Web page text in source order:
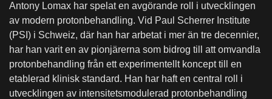
Antony Lomax har spelat en avgörande roll i utvecklingen
av modern protonbehandling. Vid Paul Scherrer Institute
(PSI) i Schweiz, där han har arbetat i mer än tre decennier,
har han varit en av pionjärerna som bidrog till att omvandla
protonbehandling från ett experimentellt koncept till en
etablerad klinisk standard. Han har haft en central roll i
utvecklingen av intensitetsmodulerad protonbehandling